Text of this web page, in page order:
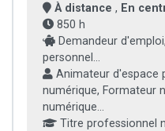
À distance , En
850 h
Demandeur
personnel...
Animateur d'espace
numérique, Formateur
numérique...
Titre professionnel